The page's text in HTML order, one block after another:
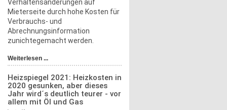
Verhaltensänderungen auf
Mieterseite durch hohe Kosten für
Verbrauchs- und
Abrechnungsinformation
zunichtegemacht werden.
Weiterlesen ...
Heizspiegel 2021: Heizkosten in
2020 gesunken, aber dieses
Jahr wird´s deutlich teurer - vor
allem mit Öl und Gas